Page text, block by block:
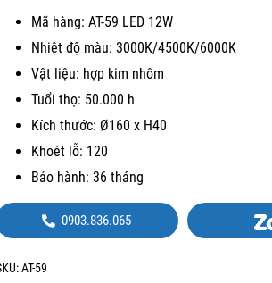
Mã hàng: AT-59 LED 12W
Nhiệt độ màu: 3000K/4500K/6000K
Vật liệu: hợp kim nhôm
Tuổi thọ: 50.000 h
Kích thước: Ø160 x H40
Khoét lỗ: 120
Bảo hành: 36 tháng
0903.836.065
AT-59